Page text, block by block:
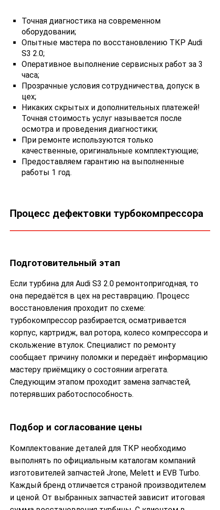
Точная диагностика на современном
оборудовании;
Опытные мастера по восстановлению ТКР Audi
S3 2.0;
Оперативное выполнение сервисных работ за 3
часа;
Прозрачные условия сотрудничества, допуск в
цех;
Никаких скрытых и дополнительных платежей!
Точная стоимость услуг называется после
осмотра и проведения диагностики;
При ремонте используются только
качественные, оригинальные комплектующие;
Предоставляем гарантию на выполненные
работы 1 год.
Процесс дефектовки турбокомпрессора
Подготовительный этап
Если турбина для Audi S3 2.0 ремонтопригодная, то
она передаётся в цех на реставрацию. Процесс
восстановления проходит по схеме:
турбокомпрессор разбирается, осматривается
корпус, картридж, вал ротора, колесо компрессора и
скольжение втулок. Специалист по ремонту
сообщает причину поломки и передаёт информацию
мастеру приёмщику о состоянии агрегата.
Следующим этапом проходит замена запчастей,
потерявших работоспособность.
Подбор и согласование цены
Комплектование деталей для ТКР необходимо
выполнять по официальным каталогам компаний
изготовителей запчастей Jrone, Melett и EVB Turbo.
Каждый бренд отличается страной производителем
и ценой. От выбранных запчастей зависит итоговая